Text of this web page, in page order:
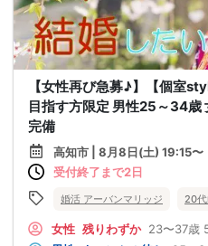
【女性再び急募♪】【個室
目指す方限定 男性25～34
完備
高知市 | 8月8日(土) 19:15〜
受付終了まで2日
婚活 アーバンマリッジ 20
女性 残りわずか 23〜37歳